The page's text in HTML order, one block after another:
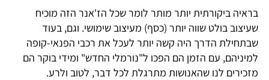
בראיה ביקורתית יותר מותר לומר שכל הז'אנר הזה מוכיח
שעיצוב בולט שווה יותר (כסף) מעיצוב שימושי. וגם, בעוד
שבתחילת הדרך היה קשה יותר לעכל את רכבי הפנאי-קופה
למיניהם, עם הזמן הם הפכו ל"נורמלי החדש" ומידי בוקר הם
מזכירים לנו שהאנושות מתרגלת לכל דבר, לטוב ולרע.